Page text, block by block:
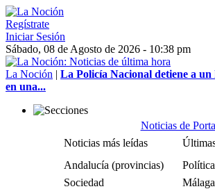
Regístrate
Iniciar Sesión
Sábado, 08 de Agosto de 2026 - 10:38 pm
La Noción | La Policía Nacional detiene a
en una...
Noticias de
Noticias más leídas
Andalucía (provincias)
Política
Sociedad